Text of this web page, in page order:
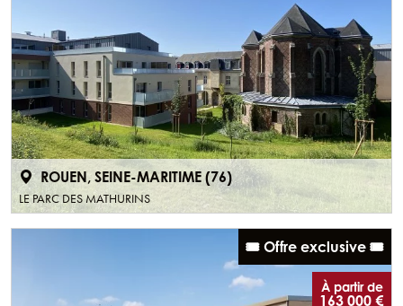
ROUEN, SEINE-MARITIME (76)
LE PARC DES MATHURINS
🎟️ Offre exclusive 🎟️
À partir de
163 000 €